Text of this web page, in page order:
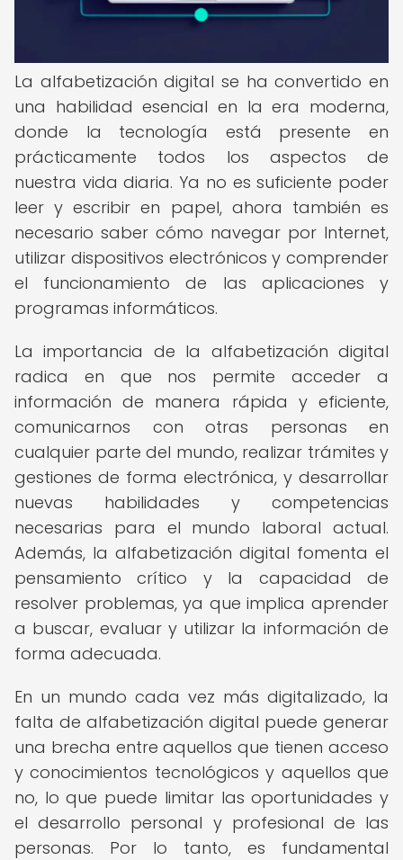
La alfabetización digital se ha convertido en
una habilidad esencial en la era moderna,
donde la tecnología está presente en
prácticamente todos los aspectos de
nuestra vida diaria. Ya no es suficiente poder
leer y escribir en papel, ahora también es
necesario saber cómo navegar por Internet,
utilizar dispositivos electrónicos y comprender
el funcionamiento de las aplicaciones y
programas informáticos.
La importancia de la alfabetización digital
radica en que nos permite acceder a
información de manera rápida y eficiente,
comunicarnos con otras personas en
cualquier parte del mundo, realizar trámites y
gestiones de forma electrónica, y desarrollar
nuevas habilidades y competencias
necesarias para el mundo laboral actual.
Además, la alfabetización digital fomenta el
pensamiento crítico y la capacidad de
resolver problemas, ya que implica aprender
a buscar, evaluar y utilizar la información de
forma adecuada.
En un mundo cada vez más digitalizado, la
falta de alfabetización digital puede generar
una brecha entre aquellos que tienen acceso
y conocimientos tecnológicos y aquellos que
no, lo que puede limitar las oportunidades y
el desarrollo personal y profesional de las
personas. Por lo tanto, es fundamental